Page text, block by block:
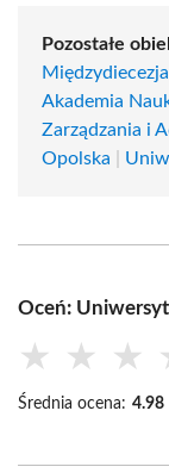
Pozostałe
Akademia
Zarządzania i
Opolska
Oceń:
★ ★ ★
Średnia ocena: 4.98